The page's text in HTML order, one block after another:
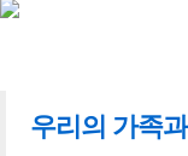
우리의 가족